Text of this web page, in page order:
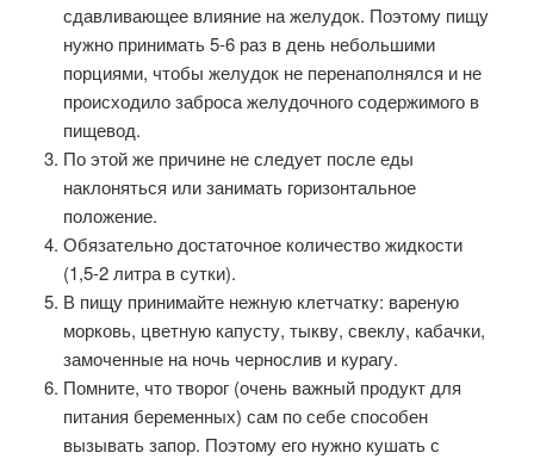
сдавливающее влияние на желудок. Поэтому пищу
нужно принимать 5-6 раз в день небольшими
порциями, чтобы желудок не перенаполнялся и не
происходило заброса желудочного содержимого в
пищевод.
По этой же причине не следует после еды
наклоняться или занимать горизонтальное
положение.
Обязательно достаточное количество жидкости
(1,5-2 литра в сутки).
В пищу принимайте нежную клетчатку: вареную
морковь, цветную капусту, тыкву, свеклу, кабачки,
замоченные на ночь чернослив и курагу.
Помните, что творог (очень важный продукт для
питания беременных) сам по себе способен
вызывать запор. Поэтому его нужно кушать с